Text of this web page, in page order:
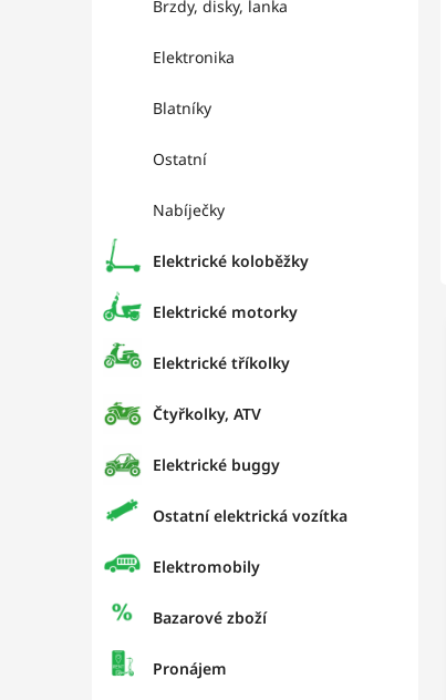
Brzdy, disky, lanka
Elektronika
Blatníky
Ostatní
Nabíječky
Elektrické koloběžky
Elektrické motorky
Elektrické tříkolky
Čtyřkolky, ATV
Elektrické buggy
Ostatní elektrická vozítka
Elektromobily
Bazarové zboží
Pronájem